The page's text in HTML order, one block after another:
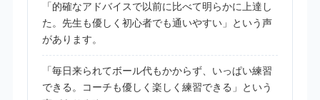
「的確なアドバイスで以前に比べて明らかに上達し
た。先生も優しく初心者でも通いやすい」という声
があります。
「毎日来られてボール代もかからず、いっぱい練習
できる。コーチも優しく楽しく練習できる」という